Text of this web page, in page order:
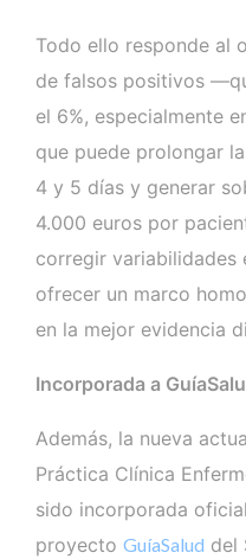
Todo ello responde al
de falsos positivos
el 6%, especialmente
que puede prolongar
4 y 5 días y generar
4.000 euros por
corregir variabilidades
ofrecer un marco
en la mejor evidencia
Incorporada a
Además, la nueva
Práctica Clínica
sido incorporada
proyecto GuíaSalud del